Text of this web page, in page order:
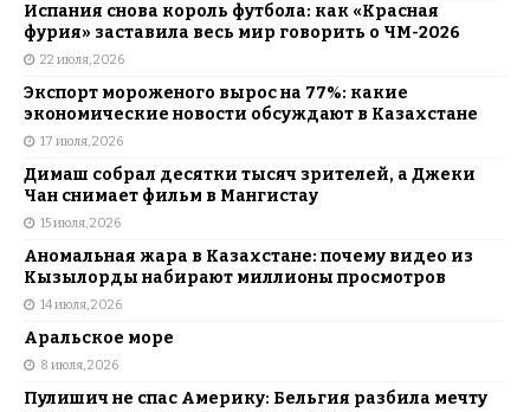
Испания снова король футбола: как «Красная
фурия» заставила весь мир говорить о ЧМ-2026
22 июля, 2026
Экспорт мороженого вырос на 77%: какие
экономические новости обсуждают в Казахстане
17 июля, 2026
Димаш собрал десятки тысяч зрителей, а Джеки
Чан снимает фильм в Мангистау
15 июля, 2026
Аномальная жара в Казахстане: почему видео из
Кызылорды набирают миллионы просмотров
14 июля, 2026
Аральское море
8 июля, 2026
Пулишич не спас Америку: Бельгия разбила мечту